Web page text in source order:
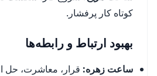
کوتاه کار پرفشار.
بهبود ارتباط و رابطه‌ها
ساعت زهره: قرار، معاشرت، حل